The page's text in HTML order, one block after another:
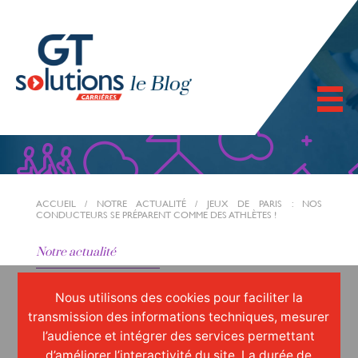
ACCUEIL/ NOTRE ACTUALITÉ/ JEUX DE PARIS : NOS
CONDUCTEURS SE PRÉPARENT COMME DES ATHLÈTES !
Notre actualité
JUIN 2024
Jeux de Paris : nos
Nous utilisons des cookies pour faciliter la
transmission des informations techniques, mesurer
l’audience et intégrer des services permettant